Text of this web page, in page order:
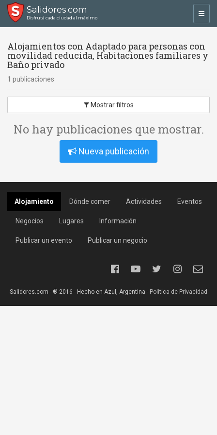
Salidores.com
Disfrutá cada ciudad al máximo
Alojamientos con Adaptado para personas con
movilidad reducida, Habitaciones familiares y
Baño privado
1 publicaciones
Mostrar filtros
No hay publicaciones que mostrar.
Nueva publicación
Alojamiento Dónde comer Actividades Eventos
Negocios Lugares Información
Publicar un evento Publicar un negocio
Salidores.com - ® 2016 - Hecho en Azul, Argentina - Política de Privacidad